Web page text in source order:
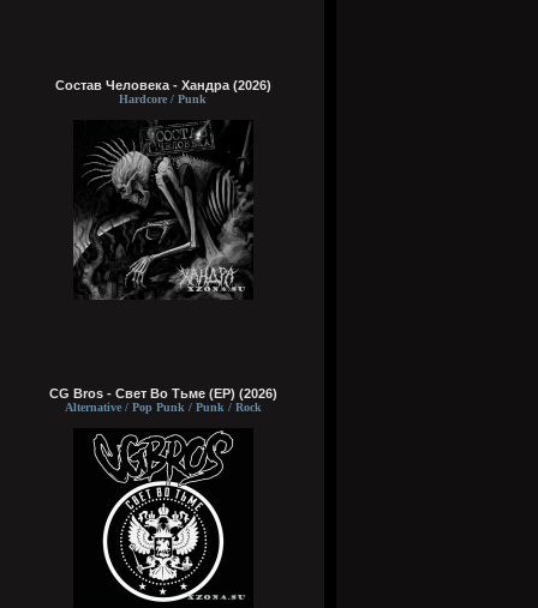
Состав Человека - Хандра (2026)
Hardcore / Punk
CG Bros - Свет Во Тьме (EP) (2026)
Alternative / Pop Punk / Punk / Rock